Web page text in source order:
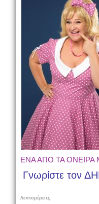
ΕΝΑ ΑΠΟ ΤΑ ΟΝΕΙΡΑ
Γνωρίστε τον
Λεπτομέρειες